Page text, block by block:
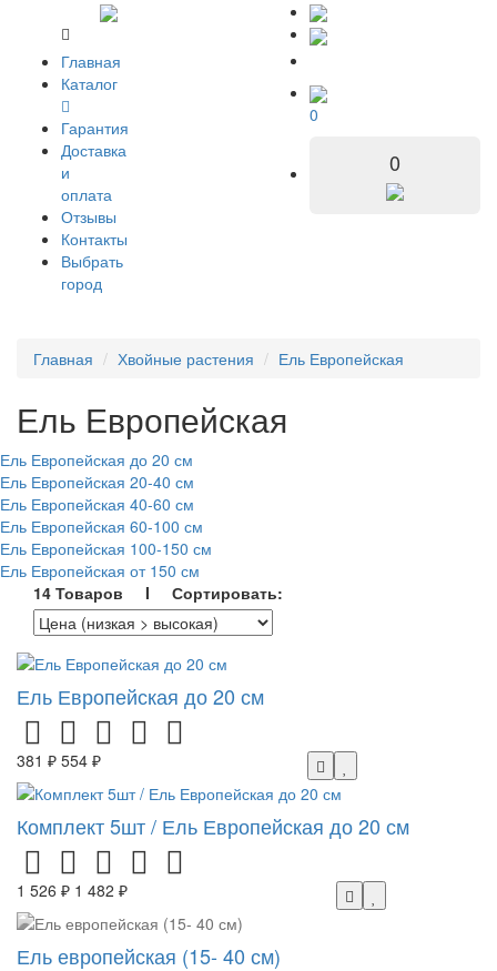
Главная
Каталог
Гарантия
Доставка
и
оплата
Отзывы
Контакты
Выбрать
город
0
0
Главная Хвойные растения Ель Европейская
Ель Европейская
Ель Европейская до 20 см
Ель Европейская 20-40 см
Ель Европейская 40-60 см
Ель Европейская 60-100 см
Ель Европейская 100-150 см
Ель Европейская от 150 см
14 Товаров I Сортировать:
Ель Европейская до 20 см
381 ₽ 554 ₽
Комплект 5шт / Ель Европейская до 20 см
1 526 ₽ 1 482 ₽
Ель европейская (15- 40 см)